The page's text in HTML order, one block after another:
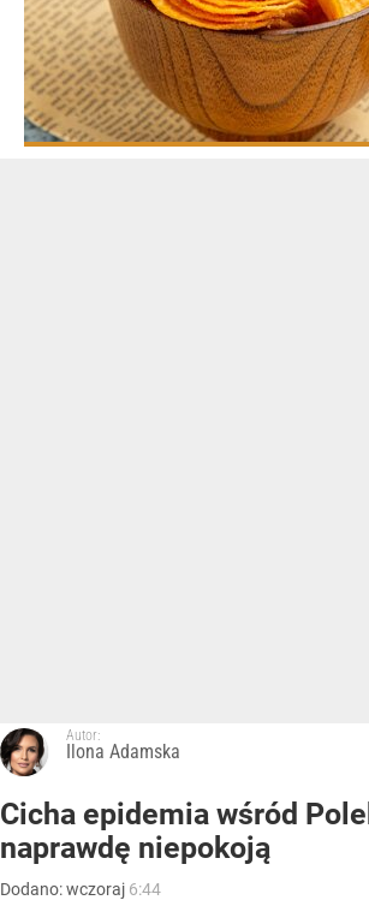
Autor:
Ilona Adamska
Cicha epidemia wśród
naprawdę niepokoją
Dodano:wczoraj 6:44